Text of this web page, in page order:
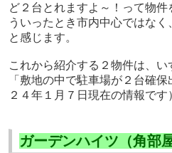
ど２台とれますよ～！って物
ういったとき市内中心ではな
と感じます。
これから紹介する２物件は、
「敷地の中で駐車場が２台確
２４年１月７日現在の情報です
ガーデンハイツ（角部屋